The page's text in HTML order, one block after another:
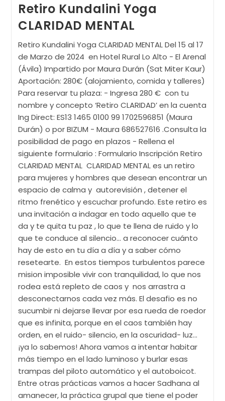
Retiro Kundalini Yoga
CLARIDAD MENTAL
Retiro Kundalini Yoga CLARIDAD MENTAL Del 15 al 17
de Marzo de 2024 en Hotel Rural Lo Alto - El Arenal
(Ávila) Impartido por Maura Durán (Sat Miter Kaur)
Aportación: 280€ (alojamiento, comida y talleres)
Para reservar tu plaza: - Ingresa 280 € con tu
nombre y concepto ‘Retiro CLARIDAD’ en la cuenta
Ing Direct: ES13 1465 0100 99 1702596851 (Maura
Durán) o por BIZUM - Maura 686527616 .Consulta la
posibilidad de pago en plazos - Rellena el
siguiente formulario : Formulario Inscripción Retiro
CLARIDAD MENTAL CLARIDAD MENTAL es un retiro
para mujeres y hombres que desean encontrar un
espacio de calma y autorevisión , detener el
ritmo frenético y escuchar profundo. Este retiro es
una invitación a indagar en todo aquello que te
da y te quita tu paz , lo que te llena de ruido y lo
que te conduce al silencio... a reconocer cuánto
hay de esto en tu día a día y a saber cómo
resetearte. En estos tiempos turbulentos parece
mision imposible vivir con tranquilidad, lo que nos
rodea está repleto de caos y nos arrastra a
desconectarnos cada vez más. El desafio es no
sucumbir ni dejarse llevar por esa rueda de roedor
que es infinita, porque en el caos también hay
orden, en el ruido- silencio, en la oscuridad- luz...
¡ya lo sabemos! Ahora vamos a intentar habitar
más tiempo en el lado luminoso y burlar esas
trampas del piloto automático y el autoboicot.
Entre otras prácticas vamos a hacer Sadhana al
amanecer, la práctica grupal que tiene el poder